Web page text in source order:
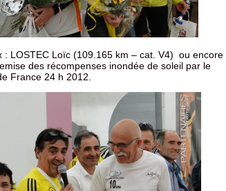
LOSTEC Loïc (109.165 km – cat. V4) ou encore
des récompenses inondée de soleil par le
France 24 h 2012.